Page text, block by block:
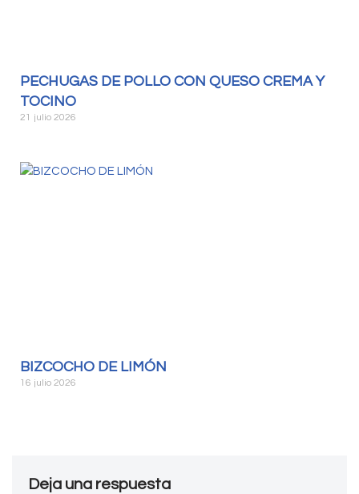
PECHUGAS DE POLLO CON QUESO CREMA Y
TOCINO
21 julio 2026
BIZCOCHO DE LIMÓN
16 julio 2026
Deja una respuesta